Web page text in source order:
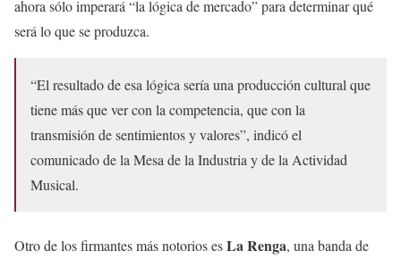
ahora sólo imperará “la lógica de mercado” para determinar qué
será lo que se produzca.
“El resultado de esa lógica sería una producción cultural que
tiene más que ver con la competencia, que con la
transmisión de sentimientos y valores”, indicó el
comunicado de la Mesa de la Industria y de la Actividad
Musical.
Otro de los firmantes más notorios esLa Renga, una banda de